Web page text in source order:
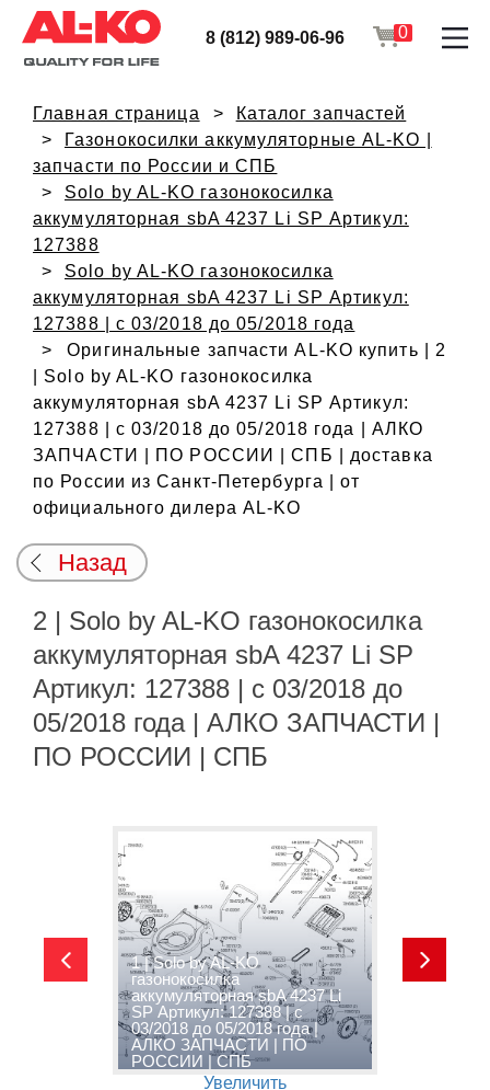
8 (812) 989-06-96 0
Главная страница
Каталог запчастей
Газонокосилки аккумуляторные AL-KO |
запчасти по России и СПБ
Solo by AL-KO газонокосилка
аккумуляторная sbA 4237 Li SP Артикул:
127388
Solo by AL-KO газонокосилка
аккумуляторная sbA 4237 Li SP Артикул:
127388 | с 03/2018 до 05/2018 года
Оригинальные запчасти AL-KO купить | 2
| Solo by AL-KO газонокосилка
аккумуляторная sbA 4237 Li SP Артикул:
127388 | с 03/2018 до 05/2018 года | АЛКО
ЗАПЧАСТИ | ПО РОССИИ | СПБ | доставка
по России из Санкт-Петербурга | от
официального дилера AL-KO
Назад
2 | Solo by AL-KO газонокосилка
аккумуляторная sbA 4237 Li SP
Артикул: 127388 | с 03/2018 до
05/2018 года | АЛКО ЗАПЧАСТИ |
ПО РОССИИ | СПБ
1 | Solo by AL-KO
газонокосилка
аккумуляторная sbA 4237 Li
SP Артикул: 127388 | с
03/2018 до 05/2018 года |
АЛКО ЗАПЧАСТИ | ПО
РОССИИ | СПБ
Увеличить